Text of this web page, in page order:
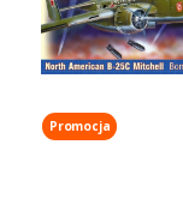
Promocja